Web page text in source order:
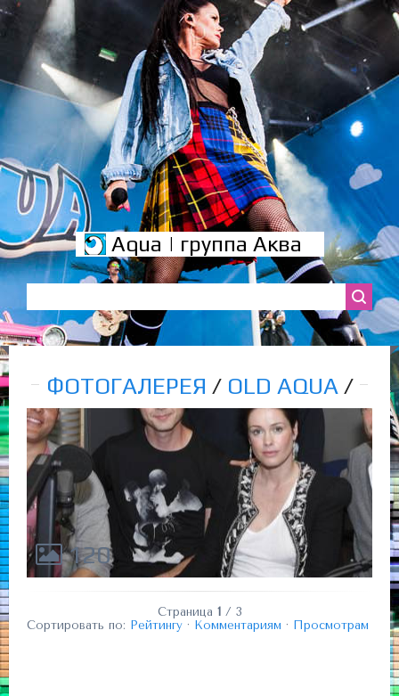
Aqua | группа Аква
ФОТОГАЛЕРЕЯ / OLD AQUA/
120
Страница 1 / 3
Сортировать по: Рейтингу · Комментариям · Просмотрам